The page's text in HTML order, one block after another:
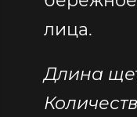
лица.
Длина